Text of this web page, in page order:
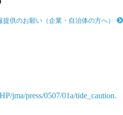
提供のお願い（企業・自治体の方へ）
jma/press/0507/01a/tide_caution.